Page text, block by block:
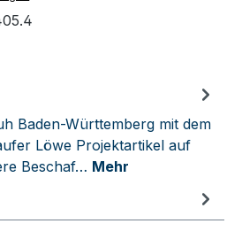
Baden-Württemberg mit dem
Löwe Projektartikel auf
Beschaf… Mehr